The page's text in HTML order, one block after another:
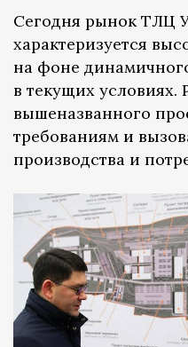
Сегодня рынок ТЛЦ
характеризуется
на фоне
в текущих условиях.
вышеназванного
требованиям и
производства и